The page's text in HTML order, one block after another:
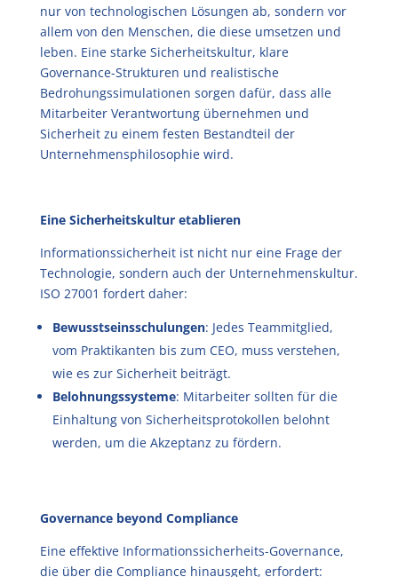
nur von technologischen Lösungen ab, sondern vor
allem von den Menschen, die diese umsetzen und
leben. Eine starke Sicherheitskultur, klare
Governance-Strukturen und realistische
Bedrohungssimulationen sorgen dafür, dass alle
Mitarbeiter Verantwortung übernehmen und
Sicherheit zu einem festen Bestandteil der
Unternehmensphilosophie wird.
Eine Sicherheitskultur etablieren
Informationssicherheit ist nicht nur eine Frage der
Technologie, sondern auch der Unternehmenskultur.
ISO 27001 fordert daher:
Bewusstseinsschulungen: Jedes Teammitglied,
vom Praktikanten bis zum CEO, muss verstehen,
wie es zur Sicherheit beiträgt.
Belohnungssysteme: Mitarbeiter sollten für die
Einhaltung von Sicherheitsprotokollen belohnt
werden, um die Akzeptanz zu fördern.
Governance beyond Compliance
Eine effektive Informationssicherheits-Governance,
die über die Compliance hinausgeht, erfordert: